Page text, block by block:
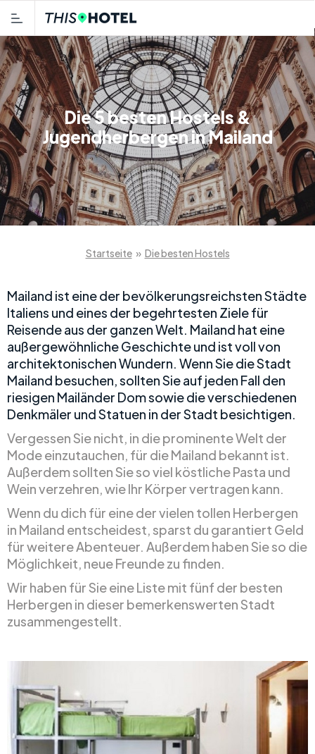
Die 5 besten Hostels &
Jugendherbergen in Mailand
Startseite » Die besten Hostels
Mailand ist eine der bevölkerungsreichsten Städte
Italiens und eines der begehrtesten Ziele für
Reisende aus der ganzen Welt. Mailand hat eine
außergewöhnliche Geschichte und ist voll von
architektonischen Wundern. Wenn Sie die Stadt
Mailand besuchen, sollten Sie auf jeden Fall den
riesigen Mailänder Dom sowie die verschiedenen
Denkmäler und Statuen in der Stadt besichtigen.
Vergessen Sie nicht, in die prominente Welt der
Mode einzutauchen, für die Mailand bekannt ist.
Außerdem sollten Sie so viel köstliche Pasta und
Wein verzehren, wie Ihr Körper vertragen kann.
Wenn du dich für eine der vielen tollen Herbergen
in Mailand entscheidest, sparst du garantiert Geld
für weitere Abenteuer. Außerdem haben Sie so die
Möglichkeit, neue Freunde zu finden.
Wir haben für Sie eine Liste mit fünf der besten
Herbergen in dieser bemerkenswerten Stadt
zusammengestellt.